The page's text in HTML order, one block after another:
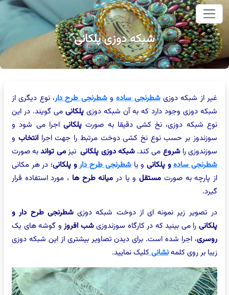
اصلی
شبکه دوزی پلکانی
غیر از شبکه دوزیشطرنجی سادهوشطرنجی طرح دار، نوع دیگری از
شبکه دوزی وجود دارد که به آن شبکه دوزی پلکانیمی گویند. در این
نوع شبکه دوزی، نخ کشی دقیقا به صورت پلکانیاجرا می شود و
سوزندوز بر حسب نوع نخ کشی دوخت مرتبط را جهت اجراانتخاب و
سوزندوزی راشروع می کند.شبکه دوزی پلکانینیزمی تواندبه صورت
شطرنجی سادهو پلکانی و یاشطرنجی طرح دار و پلکانی؛ در هر مکانی
از پارچه به صورت مستقلو یا در میانه طرح ها ، مورد استفاده قرار
گیرد.
در تصویر زیر نمونه ای از دوخت شبکه دوزیشطرنجی طرح دار و
پلکانی را می بینید که در کارگاه سوزندوزیشب افروزو گوشه های یک
روسری، اجرا شده است. برای دیدن تصاویر بیشتری از این شبکه دوزی
زیبا بر روی کلمهنشانیکلیک نمایید.